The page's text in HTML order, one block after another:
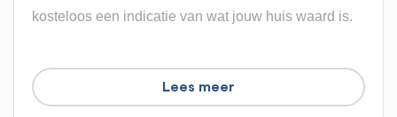
kosteloos een indicatie van wat jouw huis waard is.
Lees meer